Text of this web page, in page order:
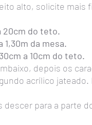
alto, solicite mais
20cm do teto.
1,30m da mesa.
a 10cm do teto.
depois os
acrílico jateado.
descer para a parte